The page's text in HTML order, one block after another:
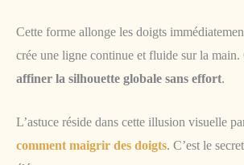
Cette forme allonge les doigts
crée une ligne continue et fluide sur la main.
affiner la silhouette globale sans effort.
L’astuce réside dans cette illusion visuelle
comment maigrir des doigts. C’est le